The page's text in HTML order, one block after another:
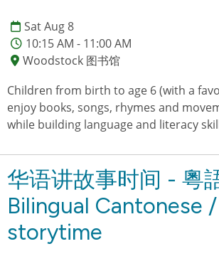
Sat Aug 8
10:15 AM - 11:00 AM
Woodstock 图书馆
Children from birth to age 6 (with a
enjoy books, songs, rhymes and
while building language and literacy
华语讲故事时间 - 粵
Bilingual Cantonese
storytime